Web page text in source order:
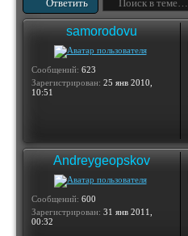
Ответить
samorodovu
Сообщений: 623
Зарегистрирован: 25 янв 2010,
10:51
Andreygeopskov
Сообщений: 600
Зарегистрирован: 31 янв 2011,
00:32